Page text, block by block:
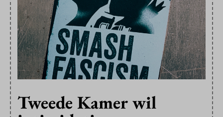
Tweede Kamer wil